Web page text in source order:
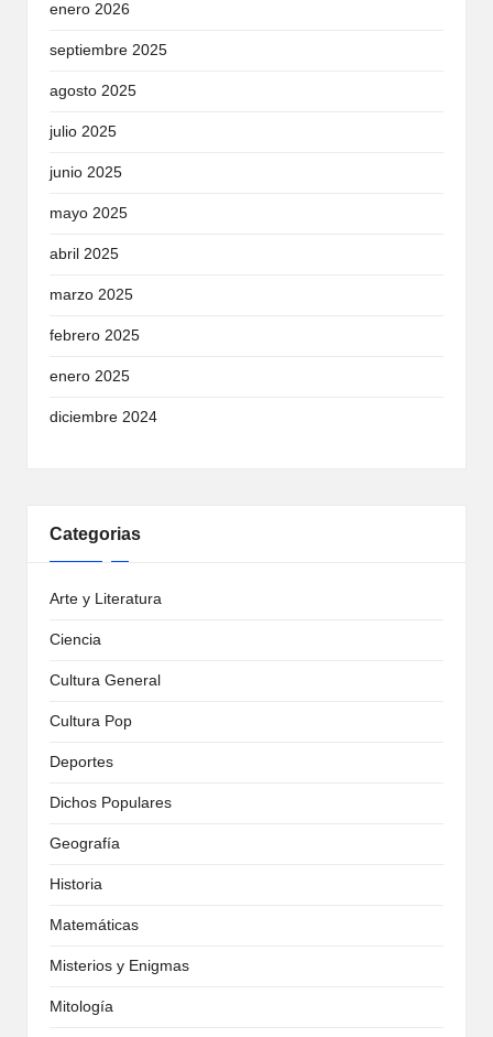
enero 2026
septiembre 2025
agosto 2025
julio 2025
junio 2025
mayo 2025
abril 2025
marzo 2025
febrero 2025
enero 2025
diciembre 2024
Categorias
Arte y Literatura
Ciencia
Cultura General
Cultura Pop
Deportes
Dichos Populares
Geografía
Historia
Matemáticas
Misterios y Enigmas
Mitología